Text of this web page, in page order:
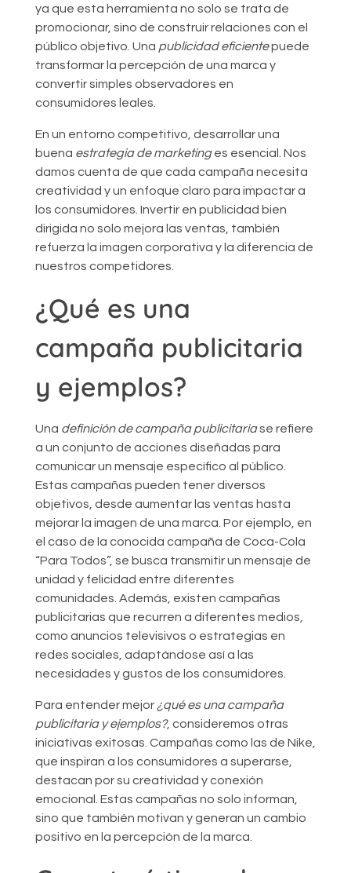
ya que esta herramienta no solo se trata de
promocionar, sino de construir relaciones con el
público objetivo. Una publicidad eficientepuede
transformar la percepción de una marca y
convertir simples observadores en
consumidores leales.
En un entorno competitivo, desarrollar una
buena estrategia de marketinges esencial. Nos
damos cuenta de que cada campaña necesita
creatividad y un enfoque claro para impactar a
los consumidores. Invertir en publicidad bien
dirigida no solo mejora las ventas, también
refuerza la imagen corporativa y la diferencia de
nuestros competidores.
¿Qué es una
campaña publicitaria
y ejemplos?
Una definición de campaña publicitariase refiere
a un conjunto de acciones diseñadas para
comunicar un mensaje específico al público.
Estas campañas pueden tener diversos
objetivos, desde aumentar las ventas hasta
mejorar la imagen de una marca. Por ejemplo, en
el caso de la conocida campaña de Coca-Cola
“Para Todos”, se busca transmitir un mensaje de
unidad y felicidad entre diferentes
comunidades. Además, existen campañas
publicitarias que recurren a diferentes medios,
como anuncios televisivos o estrategias en
redes sociales, adaptándose así a las
necesidades y gustos de los consumidores.
Para entender mejor ¿qué es una campaña
publicitaria y ejemplos?, consideremos otras
iniciativas exitosas. Campañas como las de Nike,
que inspiran a los consumidores a superarse,
destacan por su creatividad y conexión
emocional. Estas campañas no solo informan,
sino que también motivan y generan un cambio
positivo en la percepción de la marca.